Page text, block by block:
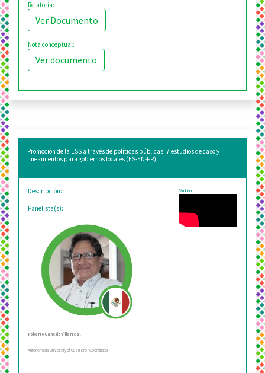
Relatoria:
Ver Documento
Nota conceptual:
Ver documento
Promoción de la ESS a través de políticas públicas: 7 estudios de caso y
lineamientos para gobiernos locales (ES-EN-FR)
Descripción:
Panelista(s):
Roberto Canedo Villarreal
Autonomous University of Guerrero - Coordinator
Video: